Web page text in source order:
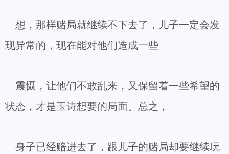
想，那样赌局就继续不下去了，儿子一定会发
现异常的，现在能对他们造成一些
震慑，让他们不敢乱来，又保留着一些希望的
状态，才是玉诗想要的局面。总之，
身子已经赔进去了，跟儿子的赌局却要继续玩